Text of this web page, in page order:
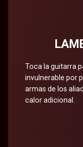
Toca la guitarra
invulnerable por
armas de los
calor adicional.